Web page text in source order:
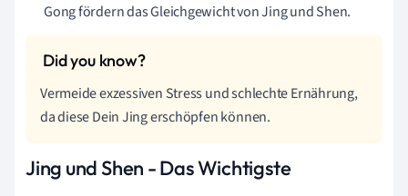
Gong fördern das Gleichgewicht von Jing und Shen.
Vermeide exzessiven Stress und schlechte Ernährung,
da diese Dein Jing erschöpfen können.
Jing und Shen - Das Wichtigste